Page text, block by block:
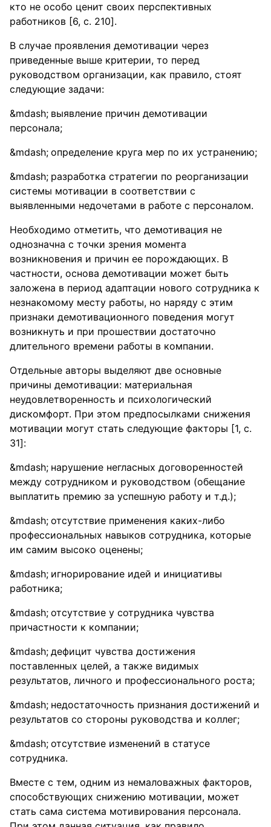
кто не особо ценит своих перспективных
работников [6, c. 210].
В случае проявления демотивации через
приведенные выше критерии, то перед
руководством организации, как правило, стоят
следующие задачи:
выявление причин демотивации
персонала;
определение круга мер по их устранению;
разработка стратегии по реорганизации
системы мотивации в соответствии с
выявленными недочетами в работе с персоналом.
Необходимо отметить, что демотивация не
однозначна с точки зрения момента
возникновения и причин ее порождающих. В
частности, основа демотивации может быть
заложена в период адаптации нового сотрудника к
незнакомому месту работы, но наряду с этим
признаки демотивационного поведения могут
возникнуть и при прошествии достаточно
длительного времени работы в компании.
Отдельные авторы выделяют две основные
причины демотивации: материальная
неудовлетворенность и психологический
дискомфорт. При этом предпосылками снижения
мотивации могут стать следующие факторы [1, c.
31]:
нарушение негласных договоренностей
между сотрудником и руководством (обещание
выплатить премию за успешную работу и т.д.);
отсутствие применения каких-либо
профессиональных навыков сотрудника, которые
им самим высоко оценены;
игнорирование идей и инициативы
работника;
отсутствие у сотрудника чувства
причастности к компании;
дефицит чувства достижения
поставленных целей, а также видимых
результатов, личного и профессионального роста;
недостаточность признания достижений и
результатов со стороны руководства и коллег;
отсутствие изменений в статусе
сотрудника.
Вместе с тем, одним из немаловажных факторов,
способствующих снижению мотивации, может
стать сама система мотивирования персонала.